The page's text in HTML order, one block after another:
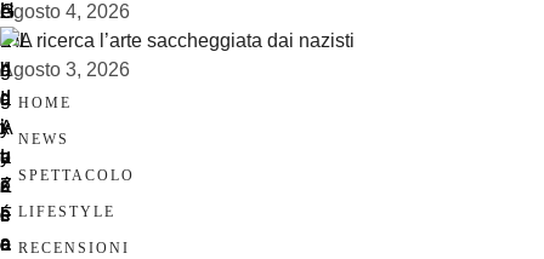
Agosto 4, 2026
L’IA ricerca l’arte saccheggiata dai nazisti
Agosto 3, 2026
HOME
NEWS
SPETTACOLO
LIFESTYLE
RECENSIONI